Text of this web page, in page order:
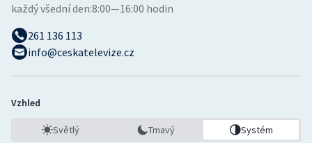
každý všední den:8:00—16:00 hodin
261 136 113
info@ceskatelevize.cz
Vzhled
Světlý Tmavý Systém